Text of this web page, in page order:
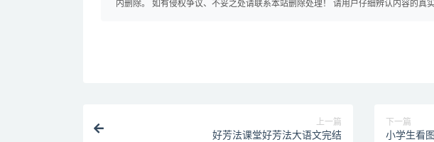
内删除。 如有侵权争议、不妥之处请联系本站删除处理！ 请用户仔细辨认内容的真
上一篇
好芳法课堂好芳法大语文完结
下一篇
小学生看